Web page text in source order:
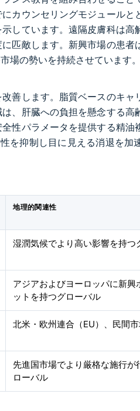
カウンセリングモジュールと
しています。遠隔皮膚科は高
匹敵します。新興市場の患者
場の勢いを持続させています。
善します。脂質ベースのキャ
、肝臓への負担を懸念する高
性パラメータを提供する精油
を抑制し目に見える消退を加
地理的関連性
湿潤気候でより高い影響を持つ
アジアおよびヨーロッパに新興
ットを持つグローバル
北米・欧州連合（EU）、民間
先進国市場でより厳格な施行が
ローバル